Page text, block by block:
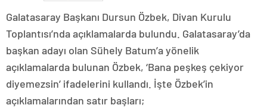
Galatasaray Başkanı Dursun Özbek, Divan Kurulu
Toplantısı’nda açıklamalarda bulundu. Galatasaray’da
başkan adayı olan Sühely Batum’a yönelik
açıklamalarda bulunan Özbek, ‘Bana peşkeş çekiyor
diyemezsin’ ifadelerini kullandı. İşte Özbek’in
açıklamalarından satır başları;